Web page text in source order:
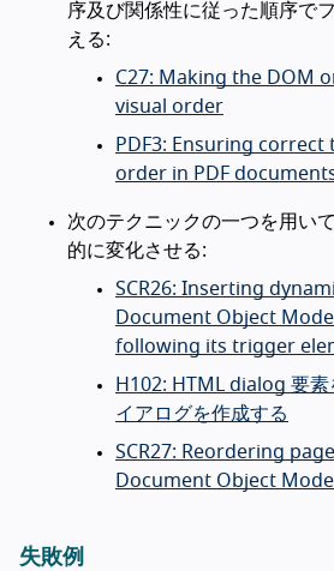
序及び関係性に従った順序で
える:
C27: Making the DOM
visual order
PDF3: Ensuring
order in PDF
次のテクニックの一つを用い
的に変化させる:
SCR26: Inserting
Document Object
following its trigger
H102: HTML dialog 要
イアログを作成する
SCR27: Reordering
Document Object Model
失敗例